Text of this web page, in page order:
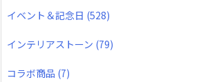
イベント＆記念日 (528)
インテリアストーン (79)
コラボ商品 (7)